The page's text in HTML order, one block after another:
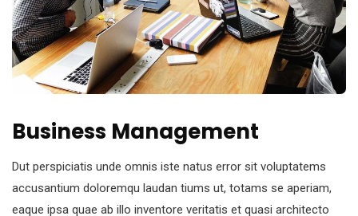
Business Management
Dut perspiciatis unde omnis iste natus error sit voluptatems
accusantium doloremqu laudan tiums ut, totams se aperiam,
eaque ipsa quae ab illo inventore veritatis et quasi architecto